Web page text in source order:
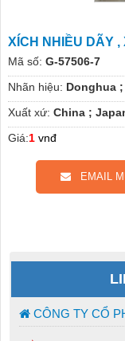
XÍCH NHIỀU DÃY ,
Mã số: G-57506-7
Nhãn hiệu: Donghua
Xuất xứ: China ;
Giá:1 vnđ
EMAIL
CÔNG TY CỔ